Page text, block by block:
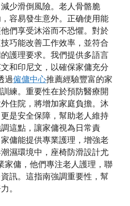
少滑倒風險。老人骨骼脆
容易發生意外。正确使用能
們享受沐浴而不恐懼。對於
技巧能改善工作效率，並符合
護理要求。我們提供多語言
和印尼文，以確保家傭充分
過僱傭中心推薦經驗豐富的家
練。重要性在於預防醫療開
住院，將增加家庭負擔。沐
是安全保障，幫助老人維持
這點，讓家傭視為日常責
傭能提供專業護理，增強老
濕環境中，座椅防滑設計尤
家傭，他們專注老人護理，聯
訊。這指南強調重要性，幫
。